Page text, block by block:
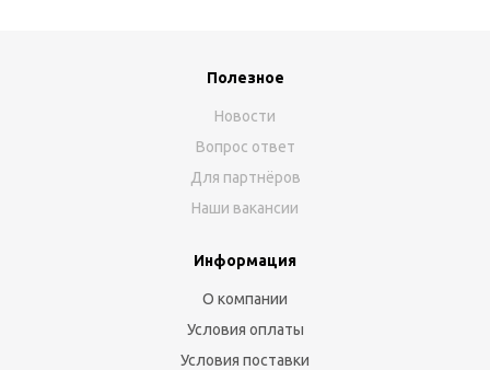
Полезное
Новости
Вопрос ответ
Для партнёров
Наши вакансии
Информация
О компании
Условия оплаты
Условия поставки